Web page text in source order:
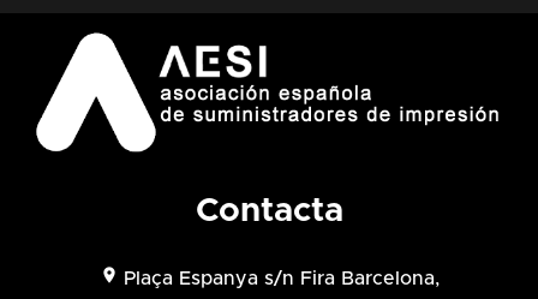
Contacta
location_on Plaça Espanya s/n Fira Barcelona,